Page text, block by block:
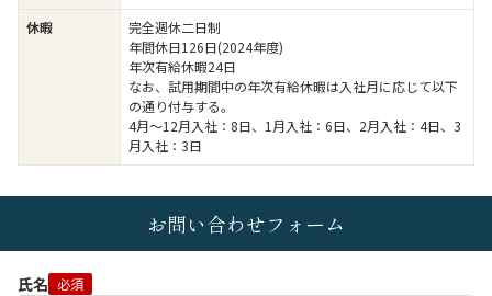
休暇
完全週休二日制
年間休日126日(2024年度)
年次有給休暇24日
なお、試用期間中の年次有給休暇は入社月に応じて以下
の通り付与する。
4月～12月入社：8日、1月入社：6日、2月入社：4日、3
月入社：3日
お問い合わせフォーム
氏名 必須